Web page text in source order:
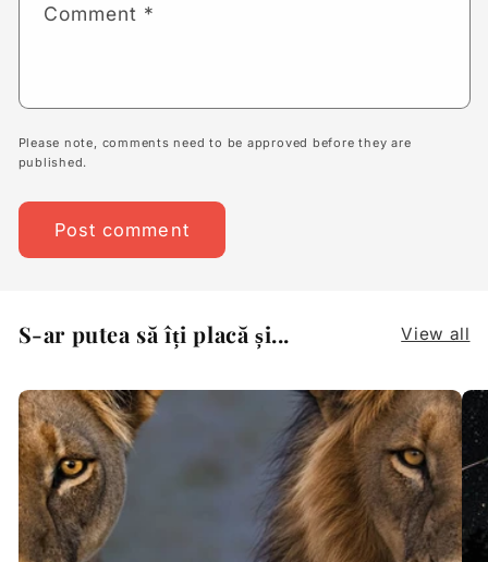
Comment *
Please note, comments need to be approved before they are
published.
S-ar putea să îți placă și... View all